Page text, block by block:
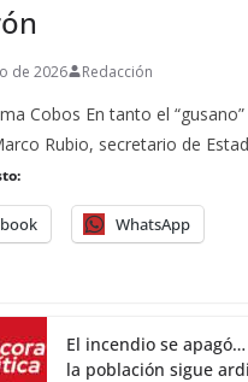
de 2026 Redacción
Cobos En tanto el
Rubio, secretario de
WhatsApp
El incendio se
la población sigue